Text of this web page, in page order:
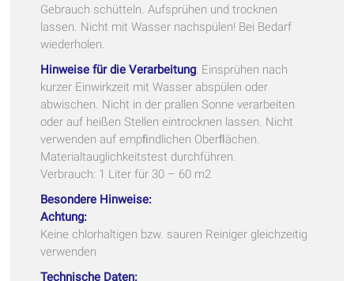
Gebrauch schütteln. Aufsprühen und trocknen
lassen. Nicht mit Wasser nachspülen! Bei Bedarf
wiederholen.
Hinweise für die Verarbeitung: Einsprühen nach
kurzer Einwirkzeit mit Wasser abspülen oder
abwischen. Nicht in der prallen Sonne verarbeiten
oder auf heißen Stellen eintrocknen lassen. Nicht
verwenden auf empﬁndlichen Oberﬂächen.
Materialtauglichkeitstest durchführen.
Verbrauch: 1 Liter für 30 – 60 m2
Besondere Hinweise:
Achtung:
Keine chlorhaltigen bzw. sauren Reiniger gleichzeitig
verwenden
Technische Daten: